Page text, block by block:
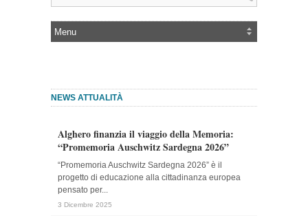
NEWS ATTUALITÀ
Alghero finanzia il viaggio della Memoria:
“Promemoria Auschwitz Sardegna 2026”
“Promemoria Auschwitz Sardegna 2026” è il
progetto di educazione alla cittadinanza europea
pensato per...
3 Dicembre 2025